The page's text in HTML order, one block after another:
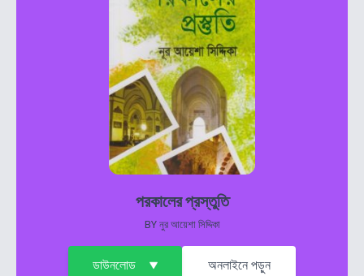
পরকালের প্রস্তুতি
BYনুর আয়েশা সিদ্দিকা
ডাউনলোড অনলাইনে পড়ুন